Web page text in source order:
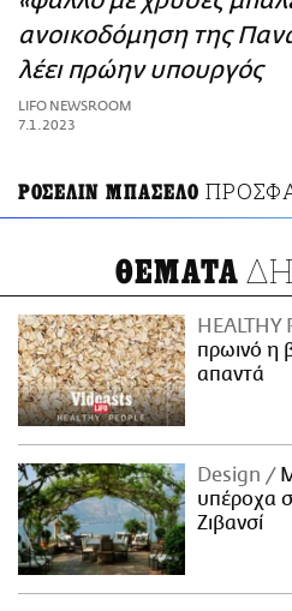
ΑΜΠΑ
PRINT
ανοικοδόμηση της
λέει πρώην υπουργός
LIFO NEWSROOM
7.1.2023
ΡΟΣΕΛΙΝ ΜΠΑΣΕΛΟ
ΘΕΜΑΤΑ
HEALTHY
πρωινό η
απαντά
Design
υπέροχα
Ζιβανσί